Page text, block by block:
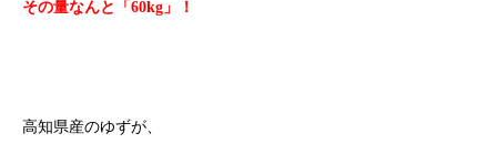
その量なんと「60kg」！
高知県産のゆずが、